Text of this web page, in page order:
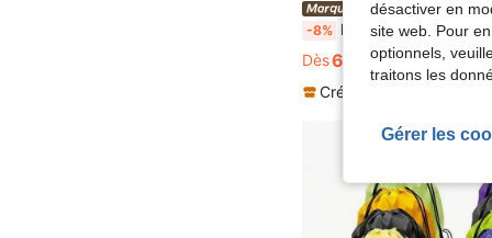
Naturehike
-8% Naturehike 1 pièce Sac de rangement de sac de couchage
Dès6,76€ 7,41€
Créé il y a 1 an
désactiver en
site web. Pour
optionnels,
traitons les
Gérer les